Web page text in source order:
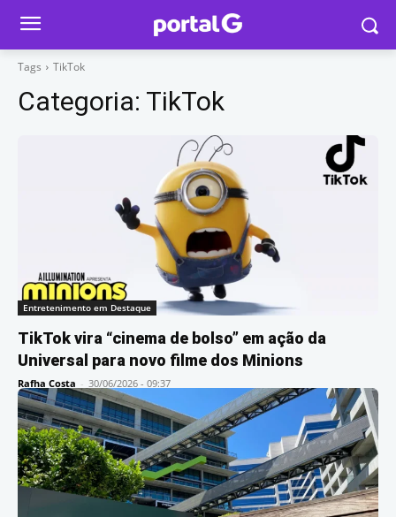
Tags TikTok
Categoria: TikTok
Entretenimento em Destaque
TikTok vira “cinema de bolso” em ação da
Universal para novo filme dos Minions
Rafha Costa - 30/06/2026 - 09:37